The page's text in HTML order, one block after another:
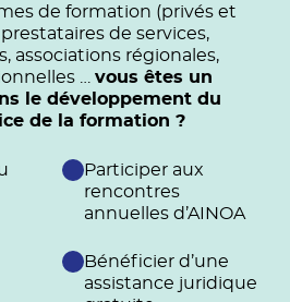
de formation (privés et
de services,
associations régionales,
… vous êtes un
le développement du
de la formation ?
Participer aux
rencontres
annuelles d’AINOA
Bénéficier d’une
assistance juridique